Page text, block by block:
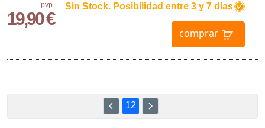
pvp.
19,90 €
Sin Stock. Posibilidad entre 3 y 7 días
comprar
12